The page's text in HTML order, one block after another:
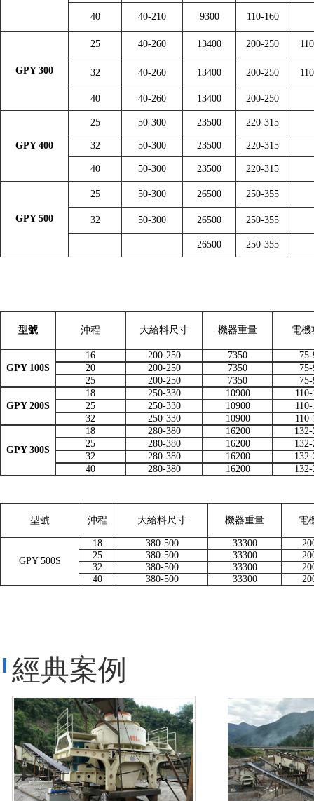
40 40-210 9300 110-160
GPY 300
25 40-260 13400 200-250
32 40-260 13400 200-250
40 40-260 13400 200-250
GPY 400
25 50-300 23500 220-315
32 50-300 23500 220-315
40 50-300 23500 220-315
GPY 500
25 50-300 26500 250-355
32 50-300 26500 250-355
26500 250-355
型號 沖程 大給料尺寸 機器重量 電機
GPY 100S
16 200-250 7350
20
200-250 7350
25
200-250 7350
GPY 200S
18 250-330 10900
25
250-330 10900
32
250-330 10900
GPY 300S
18 280-380 16200
25
280-380 16200
32
280-380 16200
40
280-380 16200
型號 沖程 大給料尺寸 機器重量 電
GPY 500S
18 380-500 33300
25
380-500 33300
32
380-500 33300
40
380-500 33300
經典案例